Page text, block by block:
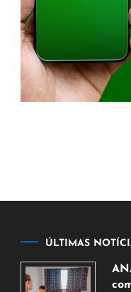
ÚLTIMAS